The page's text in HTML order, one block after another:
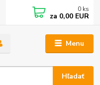
Menu
Hľadať
0 ks
za 0,00 EUR